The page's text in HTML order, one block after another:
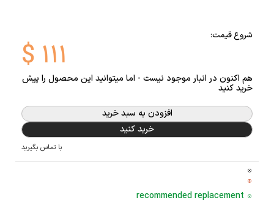
شروع قیمت:
$ ۱۱۱
هم اکنون در انبار موجود نیست - اما میتوانید این محصول را پیش
خرید کنید
افزودن به سبد خرید
خرید کنید
با تماس بگیرید
recommended replacement